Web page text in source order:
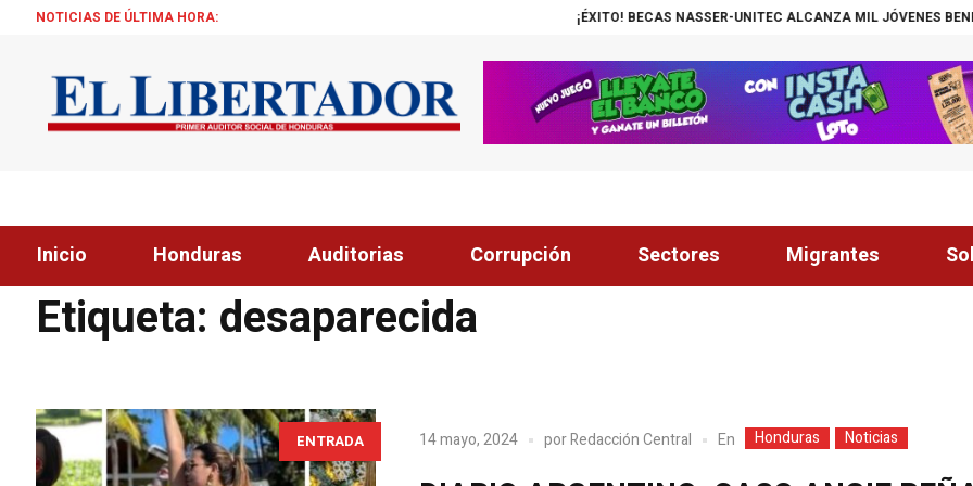
NOTICIAS DE ÚLTIMA HORA: ¡ÉXITO! BECAS NASSER-UNITEC ALCANZA MIL JÓVENES
Inicio Honduras Auditorias Corrupción Sectores Migrantes
Etiqueta: desaparecida
ENTRADA 14 mayo, 2024 porRedacción Central En Honduras Noticias